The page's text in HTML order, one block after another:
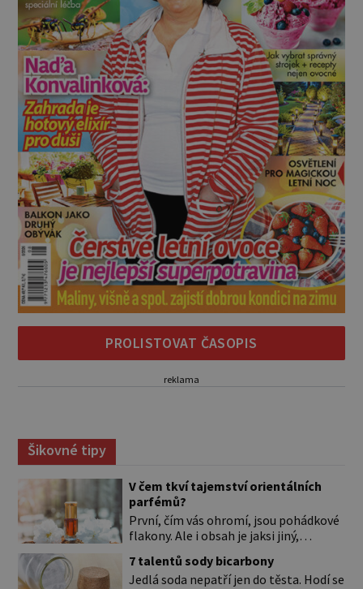
PROLISTOVAT ČASOPIS
reklama
Šikovné tipy
V čem tkví tajemství orientálních
parfémů?
První, čím vás ohromí, jsou pohádkové
flakony. Ale i obsah je jaksi jiný,
parfumérií. Čím to? V arabské kultuře
mají vůně mnohem delší tradici než
7 talentů sody bicarbony
Jedlá soda nepatří jen do těsta. Hodí se